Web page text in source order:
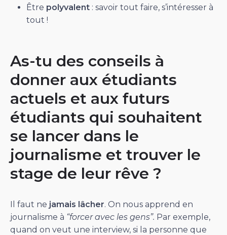
Être polyvalent : savoir tout faire, s’intéresser à
tout !
As-tu des conseils à
donner aux étudiants
actuels et aux futurs
étudiants qui souhaitent
se lancer dans le
journalisme et trouver le
stage de leur rêve ?
Il faut ne jamais lâcher. On nous apprend en
journalisme à “forcer avec les gens”. Par exemple,
quand on veut une interview, si la personne que